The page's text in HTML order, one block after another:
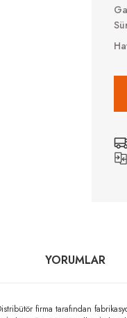
YORUMLAR
firma tarafından